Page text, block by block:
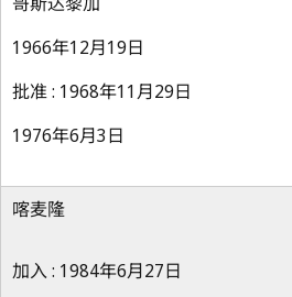
1966年12月19日
批准 : 1968年11月29日
1976年6月3日
喀麦隆
加入 : 1984年6月27日